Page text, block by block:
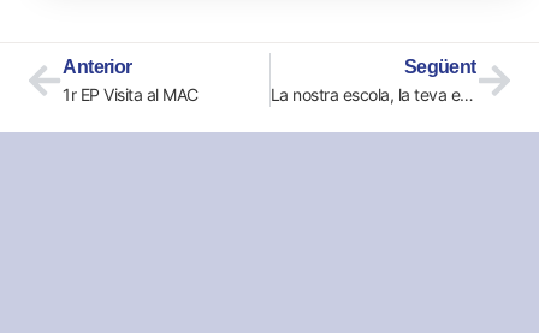
Anterior
1r EP Visita al MAC
Següent
La nostra escola, la teva escola!